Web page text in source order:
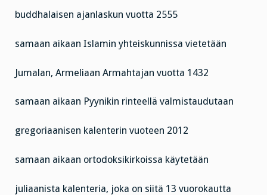
buddhalaisen ajanlaskun vuotta 2555
samaan aikaan Islamin yhteiskunnissa vietetään
Jumalan, Armeliaan Armahtajan vuotta 1432
samaan aikaan Pyynikin rinteellä valmistaudutaan
gregoriaanisen kalenterin vuoteen 2012
samaan aikaan ortodoksikirkoissa käytetään
juliaanista kalenteria, joka on siitä 13 vuorokautta